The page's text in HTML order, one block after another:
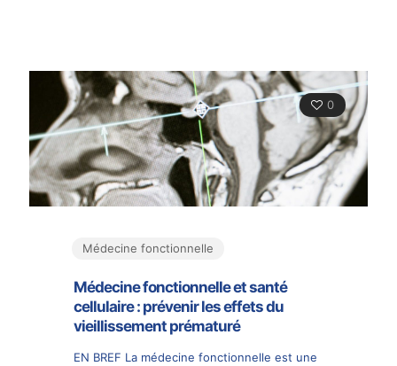
0
Médecine fonctionnelle
Médecine fonctionnelle et santé
cellulaire : prévenir les effets du
vieillissement prématuré
EN BREF La médecine fonctionnelle est une